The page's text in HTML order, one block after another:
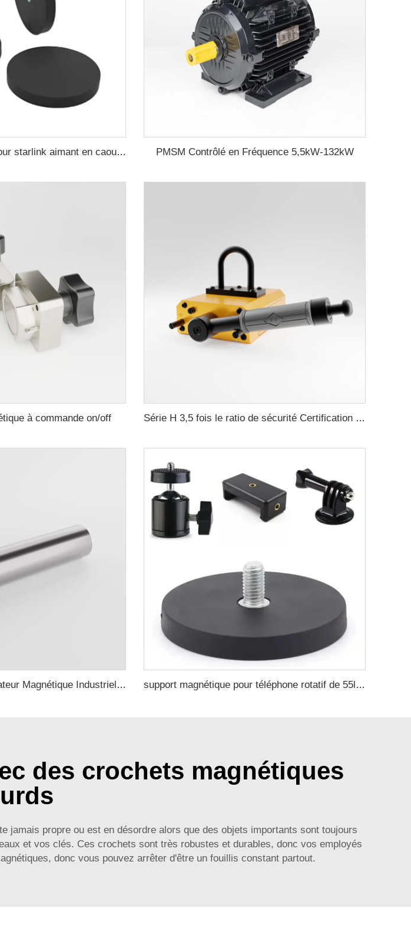
Aimant magnétique pour starlink aimant en caoutchouc 22 mm filetage femelle plat interne PMSM Contrôlé en Fréquence 5,5kW-132kW
à commande on/off Série H 3,5 fois le ratio de sécurité Certification CE
Puissant Filtre Séparateur Magnétique Industriel Aimant Tube Acier Inoxydable Néodyme support magnétique pour téléphone rotatif de 55lbs et pour caméra GoPro avec filetage 1/4 pour la photographie et la vidéo mobile
des crochets magnétiques
propre ou est en désordre alors que des objets importants sont toujours
et vos clés. Ces crochets sont très robustes et durables, donc vos employés
donc vous pouvez arrêter d'être un fouillis constant partout.